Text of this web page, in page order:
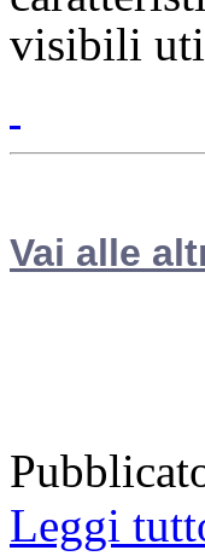
visibili
Vai alle
Leggi